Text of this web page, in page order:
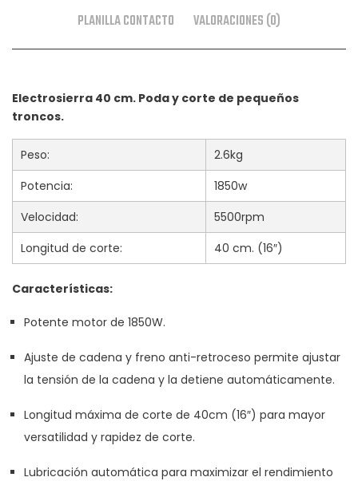
PLANILLA CONTACTO
VALORACIONES (0)
Electrosierra 40 cm. Poda y corte de pequeños
troncos.
Peso:
2.6kg
Potencia:
1850w
Velocidad:
5500rpm
Longitud de corte:
40 cm. (16″)
Características:
Potente motor de 1850W.
Ajuste de cadena y freno anti-retroceso permite ajustar
la tensión de la cadena y la detiene automáticamente.
Longitud máxima de corte de 40cm (16″) para mayor
versatilidad y rapidez de corte.
Lubricación automática para maximizar el rendimiento